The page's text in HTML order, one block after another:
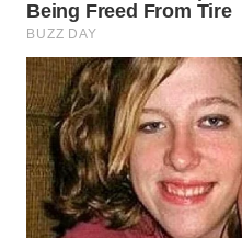
WN
WN
DANAU
TOBA
WN
NIAS